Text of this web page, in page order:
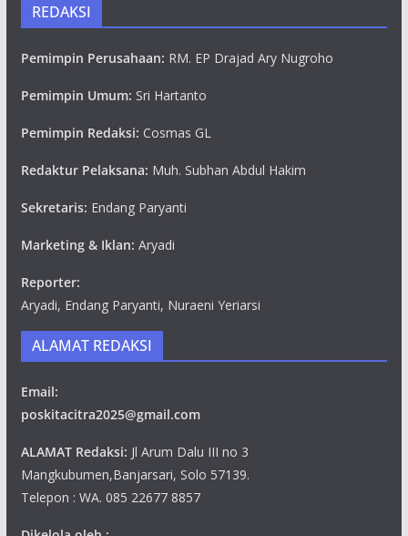
REDAKSI
Pemimpin Perusahaan: RM. EP Drajad Ary Nugroho
Pemimpin Umum: Sri Hartanto
Pemimpin Redaksi: Cosmas GL
Redaktur Pelaksana: Muh. Subhan Abdul Hakim
Sekretaris: Endang Paryanti
Marketing & Iklan: Aryadi
Reporter:
Aryadi, Endang Paryanti, Nuraeni Yeriarsi
ALAMAT REDAKSI
Email:
poskitacitra2025@gmail.com
ALAMAT Redaksi: Jl Arum Dalu III no 3
Mangkubumen,Banjarsari, Solo 57139.
Telepon : WA. 085 22677 8857